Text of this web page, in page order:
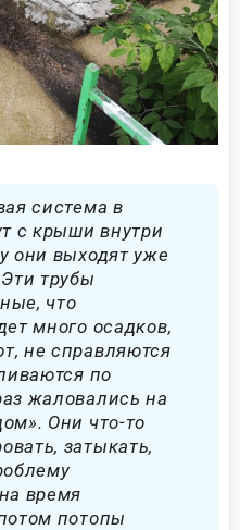
система в
с крыши внутри
они выходят уже
трубы
что
много осадков,
не справляются
по
жаловались на
Они что-то
затыкать,
время
потопы